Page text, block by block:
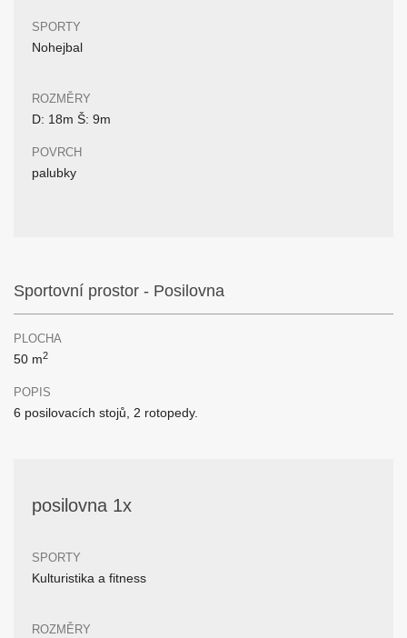
SPORTY
Nohejbal
ROZMĚRY
D: 18m Š: 9m
POVRCH
palubky
Sportovní prostor - Posilovna
PLOCHA
50 m2
POPIS
6 posilovacích stojů, 2 rotopedy.
posilovna 1x
SPORTY
Kulturistika a fitness
ROZMĚRY